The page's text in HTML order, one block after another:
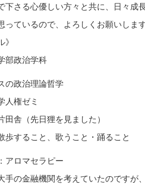
下さる心優しい方々と共に、日々成
っているので、よろしくお願いしま
》
部政治学科
の政治理論哲学
人権ゼミ
田舎（先日狸を見ました）
歩すること、歌うこと・踊ること
アロマセラピー
手の金融機関を考えていたのですが、